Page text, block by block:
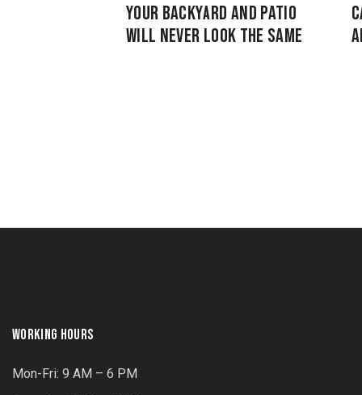
YOUR BACKYARD AND PATIO
WILL NEVER LOOK THE SAME
WORKING HOURS
Mon-Fri: 9 AM – 6 PM